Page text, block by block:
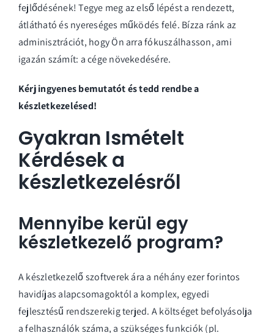
fejlődésének! Tegye meg az első lépést a rendezett,
átlátható és nyereséges működés felé. Bízza ránk az
adminisztrációt, hogy Ön arra fókuszálhasson, ami
igazán számít: a cége növekedésére.
Kérj ingyenes bemutatót és tedd rendbe a
készletkezelésed!
Gyakran Ismételt
Kérdések a
készletkezelésről
Mennyibe kerül egy
készletkezelő program?
A készletkezelő szoftverek ára a néhány ezer forintos
havidíjas alapcsomagoktól a komplex, egyedi
fejlesztésű rendszerekig terjed. A költséget befolyásolja
a felhasználók száma, a szükséges funkciók (pl.